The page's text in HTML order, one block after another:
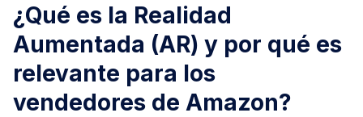
¿Qué es la Realidad
Aumentada (AR) y por qué es
relevante para los
vendedores de Amazon?